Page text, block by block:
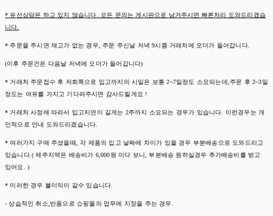
* 유선상담은 하고 있지 않습니다. 모든 문의는 게시판으로 남겨주시면 빠른처리 도와드리겠습
니다.
* 주문을 주시면 재고가 없는 경우, 주문 주신날 저녁 9시쯤 거래처에 오더가 들어갑니다.
(이후 주문건은 다음날 저녁에 오더가 들어갑니다)
* 거래처 주문접수 후 저희쪽으로 입고까지의 시일은 보통 2~7일정도 소요되는데,주문 후 2~3일
정도는 여유를 가지고 기다려주시면 감사드릴게요 !
* 거래처 사정에 따라서 입고지연이 길게는 2주까지 소요되는 경우가 있습니다. 이런경우는 개
인적으로 안내 도와드리겠습니다.
* 여러가지 구매 주셨을때, 각 제품의 입고 날짜에 차이가 있을 경우 부분배송으로 도와드리고
있습니다.( 제주지역은 배송비가 6,000원 이다 보니, 부분배송 원하실경우 추가배송비를 받고
있어요. )
* 이러한 경우 불이익이 갈수 있습니다.
- 상습적인 취소,반품으로 쇼핑몰의 업무에 지장을 주는 경우.